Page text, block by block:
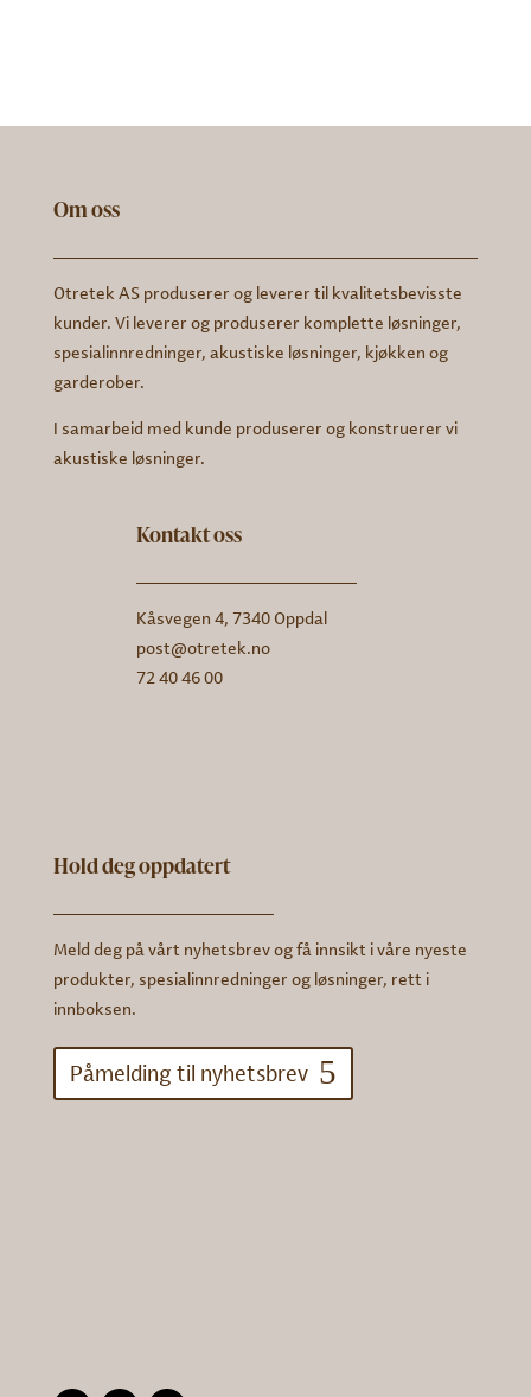
Om oss
Otretek AS produserer og leverer til kvalitetsbevisste
kunder. Vi leverer og produserer komplette løsninger,
spesialinnredninger, akustiske løsninger, kjøkken og
garderober.
I samarbeid med kunde produserer og konstruerer vi
akustiske løsninger.
Kontakt oss
Kåsvegen 4, 7340 Oppdal
post@otretek.no
72 40 46 00
Hold deg oppdatert
Meld deg på vårt nyhetsbrev og få innsikt i våre nyeste
produkter, spesialinnredninger og løsninger, rett i
innboksen.
Påmelding til nyhetsbrev